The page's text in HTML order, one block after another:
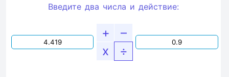
Введите два числа и действие:
+
–
x
÷